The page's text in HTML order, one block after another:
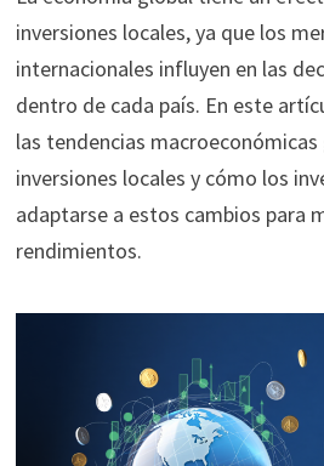
inversiones locales, ya que los
internacionales influyen en las
dentro de cada país. En este
las tendencias
inversiones locales y cómo los
adaptarse a estos cambios para
rendimientos.